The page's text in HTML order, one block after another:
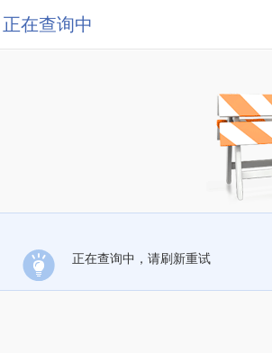
正在查询中
正在查询中，请刷新重试